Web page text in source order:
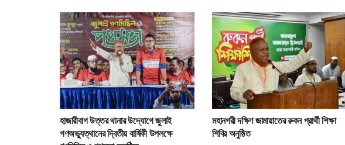
হাজারীবাগ উত্তর থানার উদ্যোগে জুলাই
গণঅভ্যুত্থানের দ্বিতীয় বার্ষিকী উপলক্ষে
মহানগরী দক্ষিণ জামায়াতের রুকন প্রার্থী শিক্ষা
শিবির অনুষ্ঠিত